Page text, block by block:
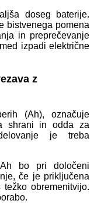
doseg baterije.
bistvenega pomena
in preprečevanje
izpadi električne
z
(Ah), označuje
shrani in odda za
je treba
bo pri določeni
če je priključena
obremenitvijo.